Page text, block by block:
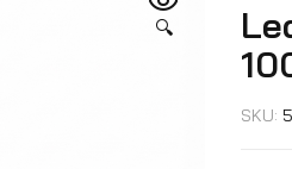
🔍
SKU: